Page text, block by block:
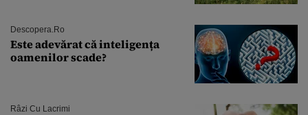
Descopera.ro
Este adevărat că inteligența
oamenilor scade?
Râzi Cu Lacrimi